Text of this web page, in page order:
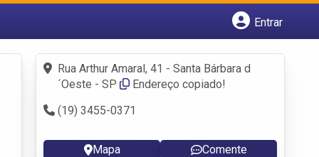
Entrar
Fazer login
Criar conta
Rua Arthur Amaral, 41 - Santa Bárbara d
´Oeste - SP
Endereço copiado!
(19) 3455-0371
Mapa Comente